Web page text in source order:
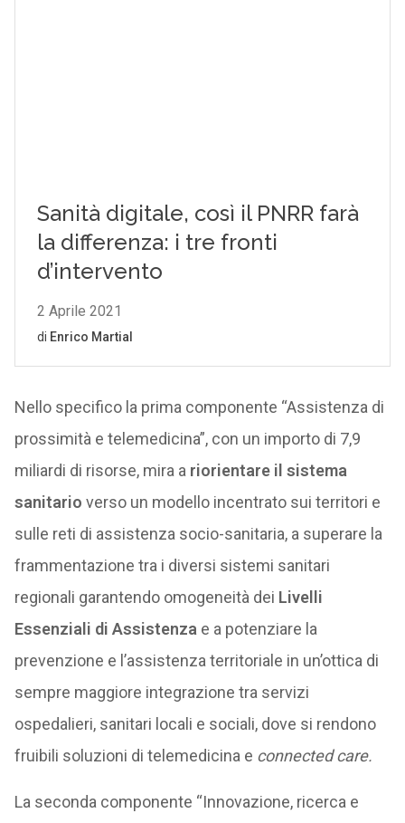
Nello specifico la prima componente “Assistenza di
prossimità e telemedicina”, con un importo di 7,9
miliardi di risorse, mira a riorientare il sistema
sanitario verso un modello incentrato sui territori e
sulle reti di assistenza socio-sanitaria, a superare la
frammentazione tra i diversi sistemi sanitari
regionali garantendo omogeneità dei Livelli
Essenziali di Assistenza e a potenziare la
prevenzione e l’assistenza territoriale in un’ottica di
sempre maggiore integrazione tra servizi
ospedalieri, sanitari locali e sociali, dove si rendono
fruibili soluzioni di telemedicina e connected care.
La seconda componente “Innovazione, ricerca e